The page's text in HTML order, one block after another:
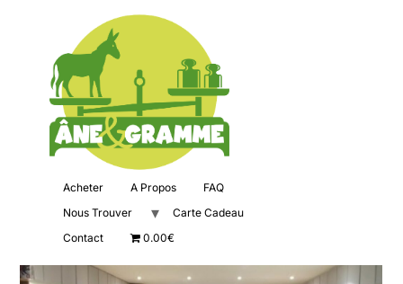
Acheter A Propos
FAQ
Nous Trouver
Carte Cadeau
Contact
0.00€